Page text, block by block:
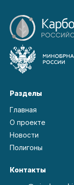
Разделы
Главная
О проекте
Новости
Полигоны
Контакты